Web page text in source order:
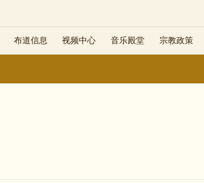
布道信息 视频中心 音乐殿堂 宗教政策